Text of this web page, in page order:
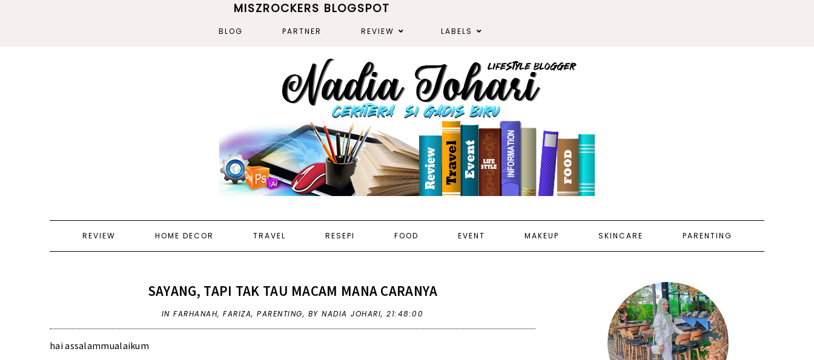
MISZROCKERS BLOGSPOT
BLOG PARTNER REVIEW LABELS
REVIEW HOME DECOR TRAVEL RESEPI FOOD EVENT MAKEUP SKINCARE PARENTING
SAYANG, TAPI TAK TAU MACAM MANA CARANYA
INFARHANAH,FARIZA,PARENTING, BY NADIA JOHARI,21:48:00
hai assalammualaikum